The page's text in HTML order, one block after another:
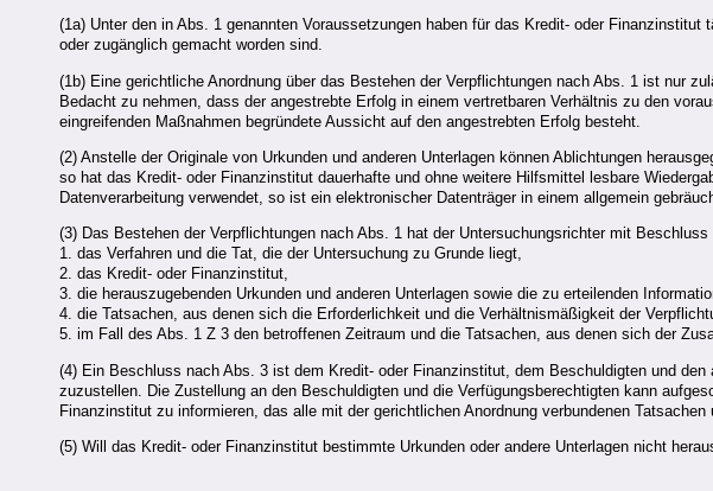
(1a) Unter den in Abs. 1 genannten Voraussetzungen haben für das Kredit- oder
oder zugänglich gemacht worden sind.
(1b) Eine gerichtliche Anordnung über das Bestehen der Verpflichtungen nach Abs. 1 ist nur
Bedacht zu nehmen, dass der angestrebte Erfolg in einem vertretbaren Verhältnis zu den
eingreifenden Maßnahmen begründete Aussicht auf den angestrebten Erfolg besteht.
(2) Anstelle der Originale von Urkunden und anderen Unterlagen können Ablichtungen
so hat das Kredit- oder Finanzinstitut dauerhafte und ohne weitere Hilfsmittel lesbare
Datenverarbeitung verwendet, so ist ein elektronischer Datenträger in einem allgemein
(3) Das Bestehen der Verpflichtungen nach Abs. 1 hat der Untersuchungsrichter mit
1. das Verfahren und die Tat, die der Untersuchung zu Grunde liegt,
2. das Kredit- oder Finanzinstitut,
3. die herauszugebenden Urkunden und anderen Unterlagen sowie die zu erteilenden
4. die Tatsachen, aus denen sich die Erforderlichkeit und die Verhältnismäßigkeit der
5. im Fall des Abs. 1 Z 3 den betroffenen Zeitraum und die Tatsachen, aus denen sich der
(4) Ein Beschluss nach Abs. 3 ist dem Kredit- oder Finanzinstitut, dem Beschuldigten und
zuzustellen. Die Zustellung an den Beschuldigten und die Verfügungsberechtigten kann
Finanzinstitut zu informieren, das alle mit der gerichtlichen Anordnung verbundenen
(5) Will das Kredit- oder Finanzinstitut bestimmte Urkunden oder andere Unterlagen nicht